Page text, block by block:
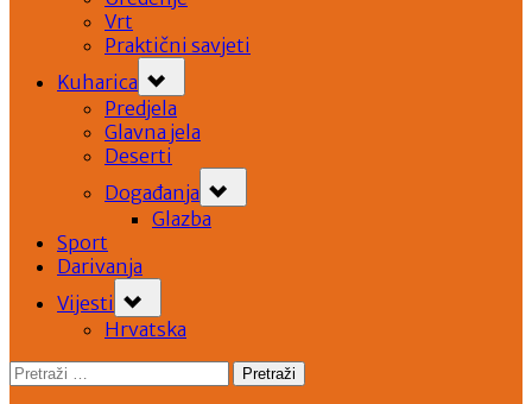
Vrt
Praktični savjeti
Kuharica
sub-
menu
Predjela
Glavna jela
Deserti
Događanja
sub-
menu
Glazba
Sport
Darivanja
Vijesti
sub-
menu
Hrvatska
Pretraži: